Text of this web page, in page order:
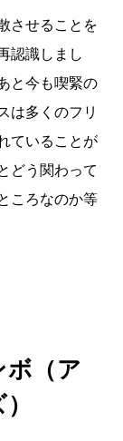
させることを
認識しまし
と今も喫緊の
は多くのフリ
ていることが
どう関わって
ころなのか等
ボ（ア